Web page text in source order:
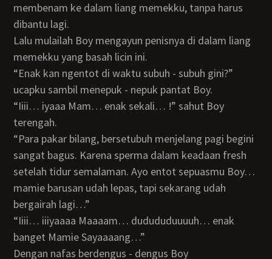
membenam ke dalam liang memekku, tanpa harus
dibantu lagi.
Lalu mulailah Boy mengayun penisnya di dalam liang
memekku yang basah licin ini.
“Enak kan ngentot di waktu subuh - subuh gini?”
ucapku sambil menepuk - nepuk pantat Boy.
“Iiii… iyaaa Mam… enak sekali… !” sahut Boy
terengah.
“Para pakar bilang, bersetubuh menjelang pagi begini
sangat bagus. Karena sperma dalam keadaan fresh
setelah tidur semalaman. Ayo entot sepuasmu Boy…
mamie barusan udah lepas, tapi sekarang udah
bergairah lagi…”
“Iiii… iiiyaaaa Maaaam… dudududuuuuh… enak
banget Mamie Sayaaaang…”
Dengan nafas berdengus - dengus Boy